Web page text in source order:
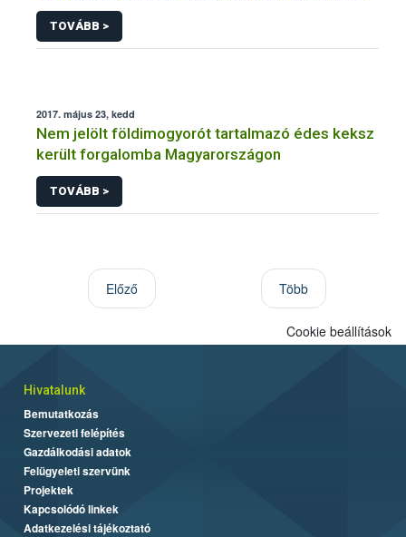
Intézmény Főzőkonyha
TOVÁBB >
2017. május 23, kedd
Nem jelölt földimogyorót tartalmazó édes keksz
került forgalomba Magyarországon
TOVÁBB >
Előző Több
Cookie beállítások
Hivatalunk
Bemutatkozás
Szervezeti felépítés
Gazdálkodási adatok
Felügyeleti szervünk
Projektek
Kapcsolódó linkek
Adatkezelési tájékoztató